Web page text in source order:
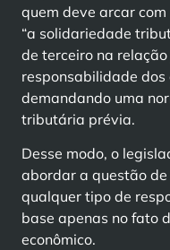
quem deve arcar
“a solidariedade
de terceiro na
responsabilidade dos
demandando uma
tributária prévia.
Desse modo, o
abordar a questão
qualquer tipo de
base apenas no fato
econômico.